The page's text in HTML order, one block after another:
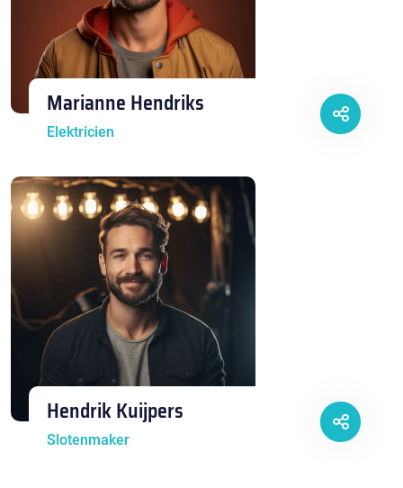
Marianne Hendriks
Elektricien
Hendrik Kuijpers
Slotenmaker